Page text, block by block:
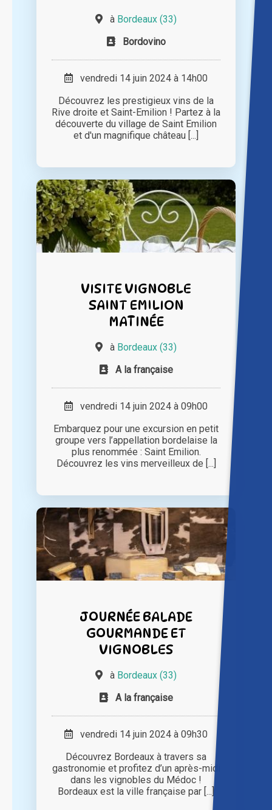
à Bordeaux (33)
Bordovino
vendredi 14 juin 2024 à 14h00
Découvrez les prestigieux vins de la
Rive droite et Saint-Emilion ! Partez à la
découverte du village de Saint Emilion
et d'un magnifique château [...]
VISITE VIGNOBLE
SAINT EMILION
MATINÉE
à Bordeaux (33)
A la française
vendredi 14 juin 2024 à 09h00
Embarquez pour une excursion en petit
groupe vers l’appellation bordelaise la
plus renommée : Saint Emilion.
Découvrez les vins merveilleux de [...]
JOURNÉE BALADE
GOURMANDE ET
VIGNOBLES
à Bordeaux (33)
A la française
vendredi 14 juin 2024 à 09h30
Découvrez Bordeaux à travers sa
gastronomie et profitez d’un après-midi
dans les vignobles du Médoc !
Bordeaux est la ville française par [...]